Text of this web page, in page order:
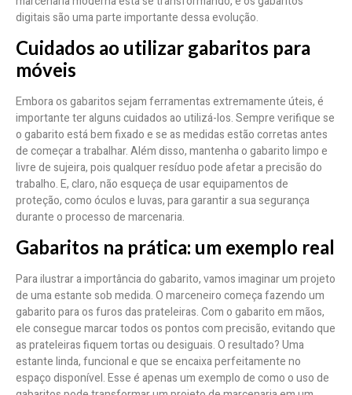
digitais são uma parte importante dessa evolução.
Cuidados ao utilizar gabaritos para
móveis
Embora os gabaritos sejam ferramentas extremamente úteis, é
importante ter alguns cuidados ao utilizá-los. Sempre verifique se
o gabarito está bem fixado e se as medidas estão corretas antes
de começar a trabalhar. Além disso, mantenha o gabarito limpo e
livre de sujeira, pois qualquer resíduo pode afetar a precisão do
trabalho. E, claro, não esqueça de usar equipamentos de
proteção, como óculos e luvas, para garantir a sua segurança
durante o processo de marcenaria.
Gabaritos na prática: um exemplo real
Para ilustrar a importância do gabarito, vamos imaginar um projeto
de uma estante sob medida. O marceneiro começa fazendo um
gabarito para os furos das prateleiras. Com o gabarito em mãos,
ele consegue marcar todos os pontos com precisão, evitando que
as prateleiras fiquem tortas ou desiguais. O resultado? Uma
estante linda, funcional e que se encaixa perfeitamente no
espaço disponível. Esse é apenas um exemplo de como o uso de